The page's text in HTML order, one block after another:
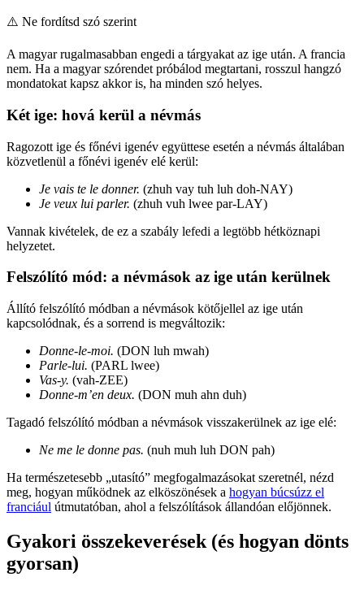
⚠️ Ne fordítsd szó szerint
A magyar rugalmasabban engedi a tárgyakat az ige után. A francia
nem. Ha a magyar szórendet próbálod megtartani, rosszul hangzó
mondatokat kapsz akkor is, ha minden szó helyes.
Két ige: hová kerül a névmás
Ragozott ige és főnévi igenév együttese esetén a névmás általában
közvetlenül a főnévi igenév elé kerül:
Je vais te le donner. (zhuh vay tuh luh doh-NAY)
Je veux lui parler. (zhuh vuh lwee par-LAY)
Vannak kivételek, de ez a szabály lefedi a legtöbb hétköznapi
helyzetet.
Felszólító mód: a névmások az ige után kerülnek
Állító felszólító módban a névmások kötőjellel az ige után
kapcsolódnak, és a sorrend is megváltozik:
Donne-le-moi. (DON luh mwah)
Parle-lui. (PARL lwee)
Vas-y. (vah-ZEE)
Donne-m’en deux. (DON muh ahn duh)
Tagadó felszólító módban a névmások visszakerülnek az ige elé:
Ne me le donne pas. (nuh muh luh DON pah)
Ha természetesebb „utasító” megfogalmazásokat szeretnél, nézd
meg, hogyan működnek az elköszönések a hogyan búcsúzz el
franciául útmutatóban, ahol a felszólítások állandóan előjönnek.
Gyakori összekeverések (és hogyan dönts
gyorsan)